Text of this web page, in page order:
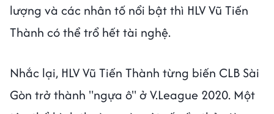
lượng và các nhân tố nổi bật thì HLV Vũ Tiến
Thành có thể trổ hết tài nghệ.
Nhắc lại, HLV Vũ Tiến Thành từng biến CLB Sài
Gòn trở thành "ngựa ô" ở V.League 2020. Một